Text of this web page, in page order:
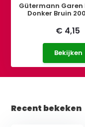
Gütermann Garen
Donker Bruin
€ 4,15
Bekijken
Recent bekeken